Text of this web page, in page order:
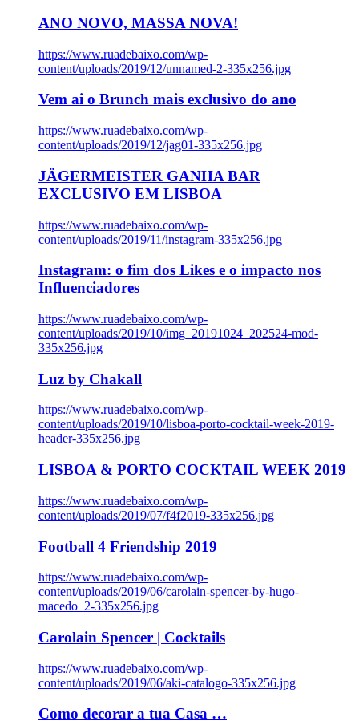
ANO NOVO, MASSA NOVA!
https://www.ruadebaixo.com/wp-
content/uploads/2019/12/unnamed-2-335x256.jpg
Vem ai o Brunch mais exclusivo do ano
https://www.ruadebaixo.com/wp-
content/uploads/2019/12/jag01-335x256.jpg
JÄGERMEISTER GANHA BAR
EXCLUSIVO EM LISBOA
https://www.ruadebaixo.com/wp-
content/uploads/2019/11/instagram-335x256.jpg
Instagram: o fim dos Likes e o impacto nos
Influenciadores
https://www.ruadebaixo.com/wp-
content/uploads/2019/10/img_20191024_202524-mod-
335x256.jpg
Luz by Chakall
https://www.ruadebaixo.com/wp-
content/uploads/2019/10/lisboa-porto-cocktail-week-2019-
header-335x256.jpg
LISBOA & PORTO COCKTAIL WEEK 2019
https://www.ruadebaixo.com/wp-
content/uploads/2019/07/f4f2019-335x256.jpg
Football 4 Friendship 2019
https://www.ruadebaixo.com/wp-
content/uploads/2019/06/carolain-spencer-by-hugo-
macedo_2-335x256.jpg
Carolain Spencer | Cocktails
https://www.ruadebaixo.com/wp-
content/uploads/2019/06/aki-catalogo-335x256.jpg
Como decorar a tua Casa …